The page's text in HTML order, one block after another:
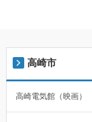
高崎市
高崎電気館（映画）